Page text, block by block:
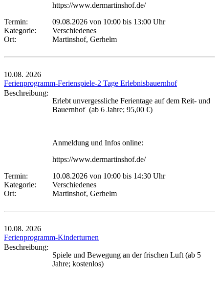
https://www.dermartinshof.de/
Termin:
09.08.2026 von 10:00 bis 13:00 Uhr
Kategorie:
Verschiedenes
Ort:
Martinshof, Gerhelm
10.08. 2026
Ferienprogramm-Ferienspiele-2 Tage Erlebnisbauernhof
Beschreibung:
Erlebt unvergessliche Ferientage auf dem Reit- und
Bauernhof (ab 6 Jahre; 95,00 €)
Anmeldung und Infos online:
https://www.dermartinshof.de/
Termin:
10.08.2026 von 10:00 bis 14:30 Uhr
Kategorie:
Verschiedenes
Ort:
Martinshof, Gerhelm
10.08. 2026
Ferienprogramm-Kinderturnen
Beschreibung:
Spiele und Bewegung an der frischen Luft (ab 5
Jahre; kostenlos)